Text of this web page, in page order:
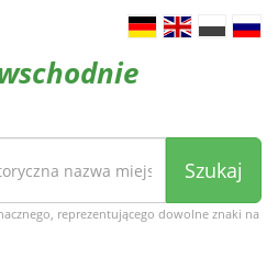
Szukaj
reprezentującego dowolne znaki na